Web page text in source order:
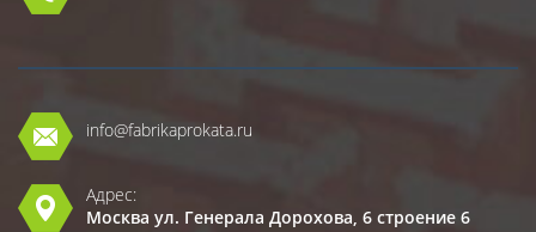
info@fabrikaprokata.ru
Адрес:
Москва ул. Генерала Дорохова, 6 строение 6